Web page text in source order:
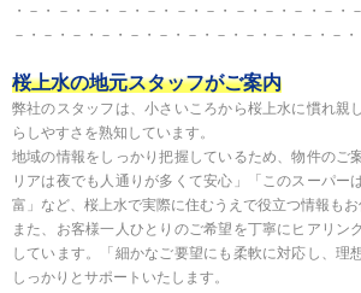
・－・－・－・－・－・－・－・－・－・－・－・
－・－・－・－・－・－・－・－・－・－・－・－・
桜上水の地元スタッフがご案内
弊社のスタッフは、小さいころから桜上水に慣れ親
らしやすさを熟知しています。
地域の情報をしっかり把握しているため、物件のご
リアは夜でも人通りが多くて安心」「このスーパー
富」など、桜上水で実際に住むうえで役立つ情報もお
また、お客様一人ひとりのご希望を丁寧にヒアリン
しています。「細かなご要望にも柔軟に対応し、理
しっかりとサポートいたします。